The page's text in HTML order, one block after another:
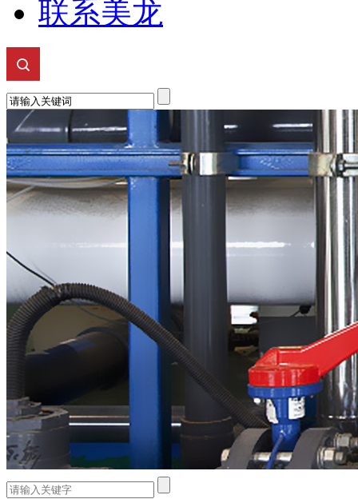
联系美龙